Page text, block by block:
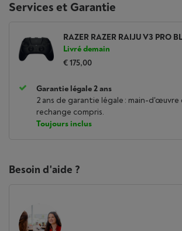
Services et Garantie
RAZER RAZER RAIJU V3 PRO
Livré demain
€ 175,00
Garantie légale 2 ans
2 ans de garantie légale : main-
rechange compris.
Toujours inclus
Besoin d'aide ?